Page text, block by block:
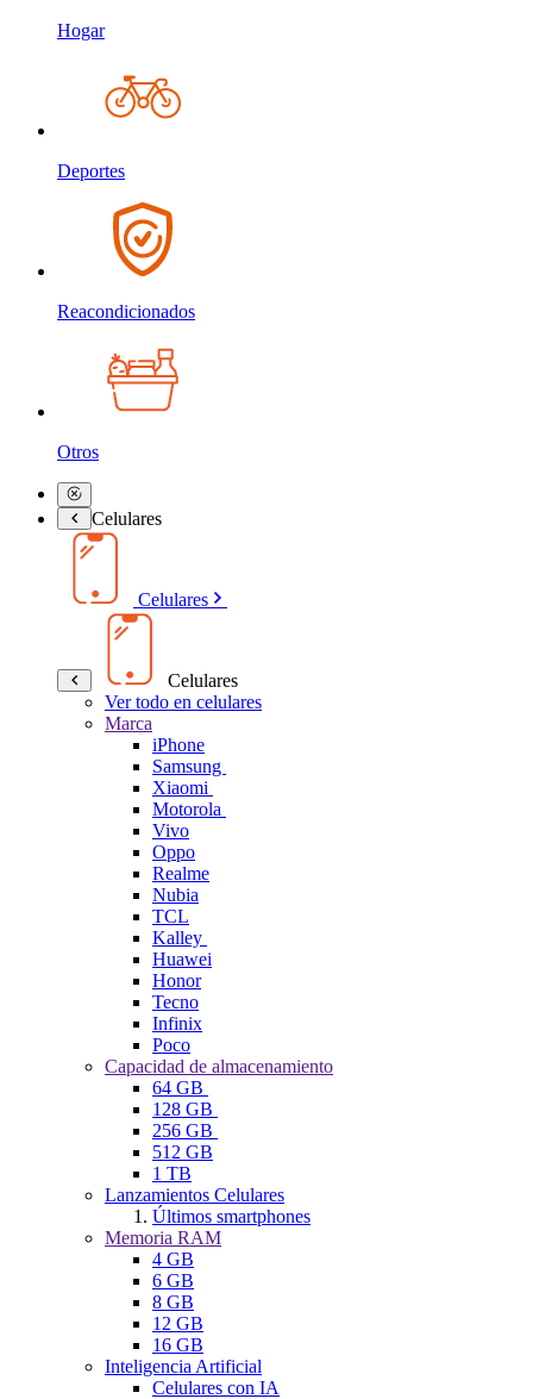
Hogar
Deportes
Reacondicionados
Otros
Celulares
Celulares
Celulares
Ver todo en celulares
Marca
iPhone
Samsung
Xiaomi
Motorola
Vivo
Oppo
Realme
Nubia
TCL
Kalley
Huawei
Honor
Tecno
Infinix
Poco
Capacidad de almacenamiento
64 GB
128 GB
256 GB
512 GB
1 TB
Lanzamientos Celulares
Últimos smartphones
Memoria RAM
4 GB
6 GB
8 GB
12 GB
16 GB
Inteligencia Artificial
Celulares con IA